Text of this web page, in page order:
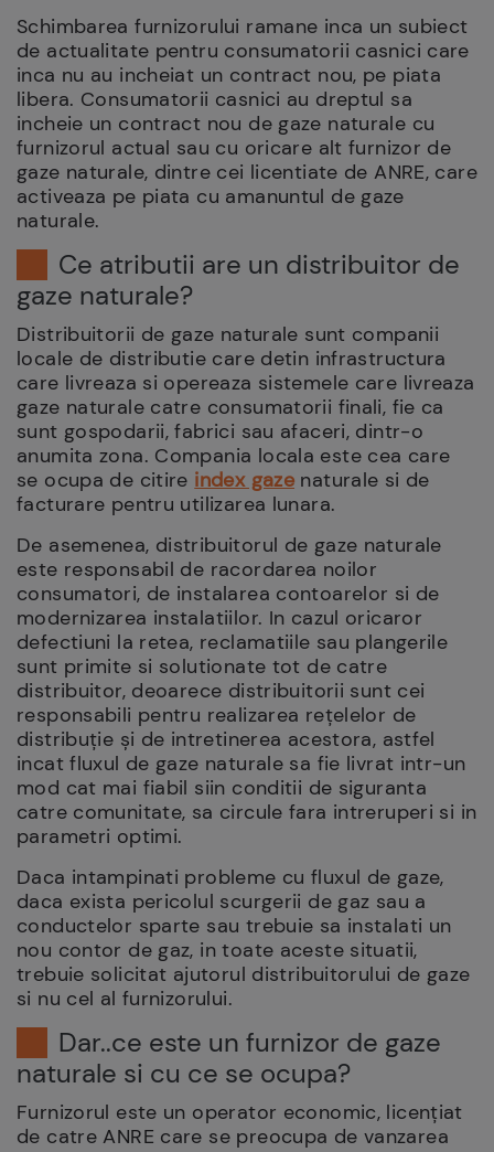
Schimbarea furnizorului ramane inca un subiect
de actualitate pentru consumatorii casnici care
inca nu au incheiat un contract nou, pe piata
libera. Consumatorii casnici au dreptul sa
incheie un contract nou de gaze naturale cu
furnizorul actual sau cu oricare alt furnizor de
gaze naturale, dintre cei licentiate de ANRE, care
activeaza pe piata cu amanuntul de gaze
naturale.
Ce atributii are un distribuitor de
gaze naturale?
Distribuitorii de gaze naturale sunt companii
locale de distributie care detin infrastructura
care livreaza si opereaza sistemele care livreaza
gaze naturale catre consumatorii finali, fie ca
sunt gospodarii, fabrici sau afaceri, dintr-o
anumita zona. Compania locala este cea care
se ocupa de citire index gaze naturale si de
facturare pentru utilizarea lunara.
De asemenea, distribuitorul de gaze naturale
este responsabil de racordarea noilor
consumatori, de instalarea contoarelor si de
modernizarea instalatiilor. In cazul oricaror
defectiuni la retea, reclamatiile sau plangerile
sunt primite si solutionate tot de catre
distribuitor, deoarece distribuitorii sunt cei
responsabili pentru realizarea rețelelor de
distribuție și de intretinerea acestora, astfel
incat fluxul de gaze naturale sa fie livrat intr-un
mod cat mai fiabil siin conditii de siguranta
catre comunitate, sa circule fara intreruperi si in
parametri optimi.
Daca intampinati probleme cu fluxul de gaze,
daca exista pericolul scurgerii de gaz sau a
conductelor sparte sau trebuie sa instalati un
nou contor de gaz, in toate aceste situatii,
trebuie solicitat ajutorul distribuitorului de gaze
si nu cel al furnizorului.
Dar..ce este un furnizor de gaze
naturale si cu ce se ocupa?
Furnizorul este un operator economic, licențiat
de catre ANRE care se preocupa de vanzarea